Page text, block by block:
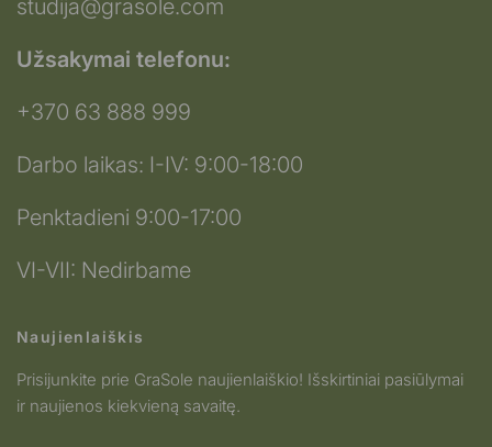
studija@grasole.com
Užsakymai telefonu:
+370 63 888 999
Darbo laikas: I-IV: 9:00-18:00
Penktadieni 9:00-17:00
VI-VII: Nedirbame
Naujienlaiškis
Prisijunkite prie GraSole naujienlaiškio! Išskirtiniai pasiūlymai
ir naujienos kiekvieną savaitę.